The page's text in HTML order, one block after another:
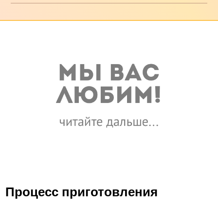
Процесс приготовления